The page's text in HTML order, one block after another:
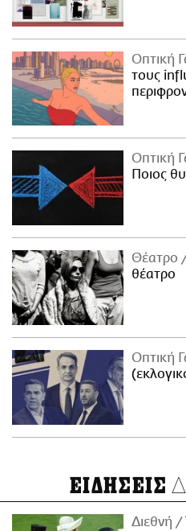
Οπτική
τους
Οπτική
Ποιος
Θέατρο
θέατρο
Οπτική
ΕΙΔΗΣΕΙΣ
Διεθνή